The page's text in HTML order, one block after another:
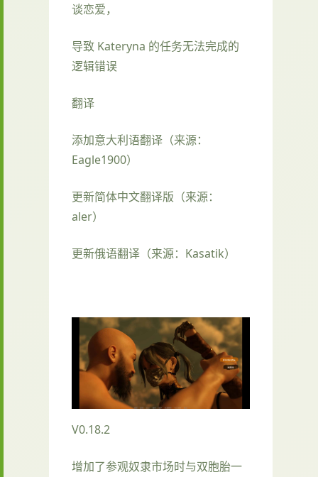
谈恋爱，
导致 Kateryna 的任务无法完成的
逻辑错误
翻译
添加意大利语翻译（来源：
Eagle1900）
更新简体中文翻译版（来源：
aler）
更新俄语翻译（来源：Kasatik）
V0.18.2
增加了参观奴隶市场时与双胞胎一